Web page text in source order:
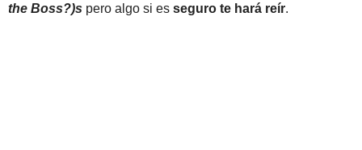
the Boss?)s pero algo si es seguro te hará reír.